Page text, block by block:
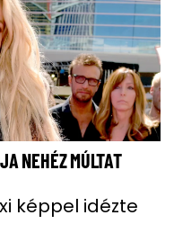
NEHÉZ MÚLTAT
képpel idézte